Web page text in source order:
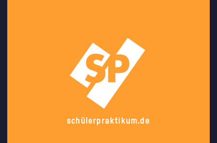
schülerpraktikum.de